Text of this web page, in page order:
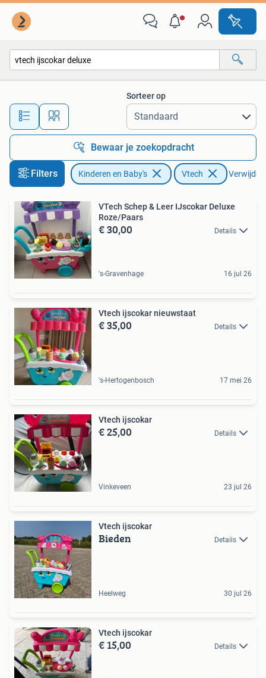
Alle afstanden…
Sorteer op
Bewaar je zoekopdracht
Filters Kinderen en Baby's Vtech Verwijder
VTech Schep & Leer IJscokar Deluxe
Roze/Paars
€ 30,00 Details
's-Gravenhage 16 jul 26
Vtech ijscokar nieuwstaat
€ 35,00 Details
's-Hertogenbosch 17 mei 26
Vtech ijscokar
€ 25,00 Details
Vinkeveen 23 jul 26
Vtech ijscokar
Bieden Details
Heelweg 30 jul 26
Vtech ijscokar
€ 15,00 Details